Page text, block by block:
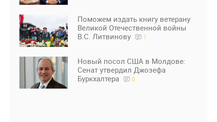
Поможем издать книгу ветерану
Великой Отечественной войны
В.С. Литвинову
1
Новый посол США в Молдове:
Сенат утвердил Джозефа
Буркхалтера
0